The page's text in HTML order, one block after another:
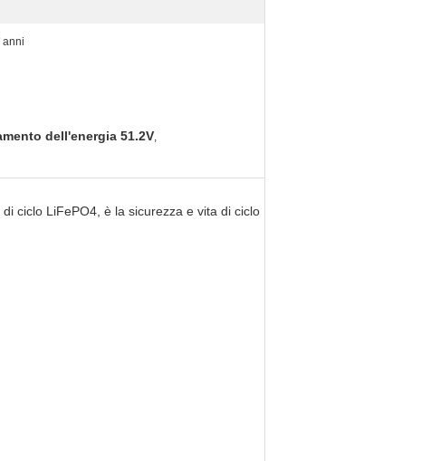
anni
dell'energia 51.2V,
ciclo LiFePO4, è la sicurezza e vita di ciclo